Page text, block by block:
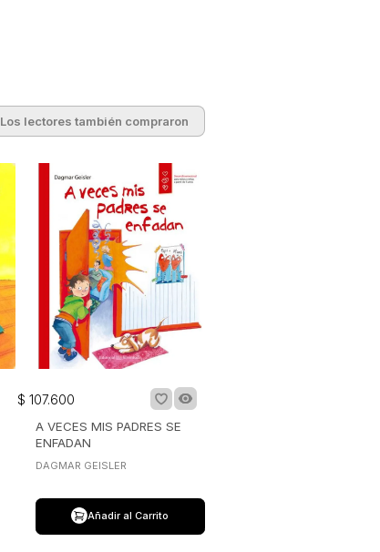
Los lectores también compraron
$ 107.600
A VECES MIS PADRES SE
ENFADAN
DAGMAR GEISLER
Añadir al Carrito